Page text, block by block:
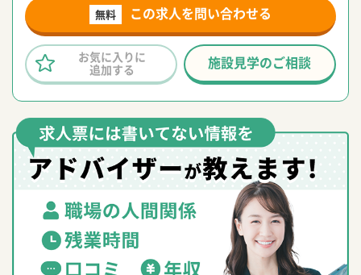
無料 この求人を問い合わせる
施設見学のご相談
お気に入りに
追加する